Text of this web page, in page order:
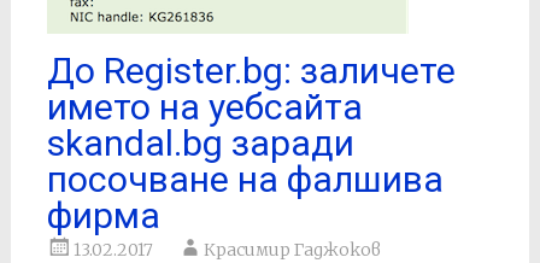
До Register.bg: заличете
името на уебсайта
skandal.bg заради
посочване на фалшива
фирма
13.02.2017 Красимир Гаджоков